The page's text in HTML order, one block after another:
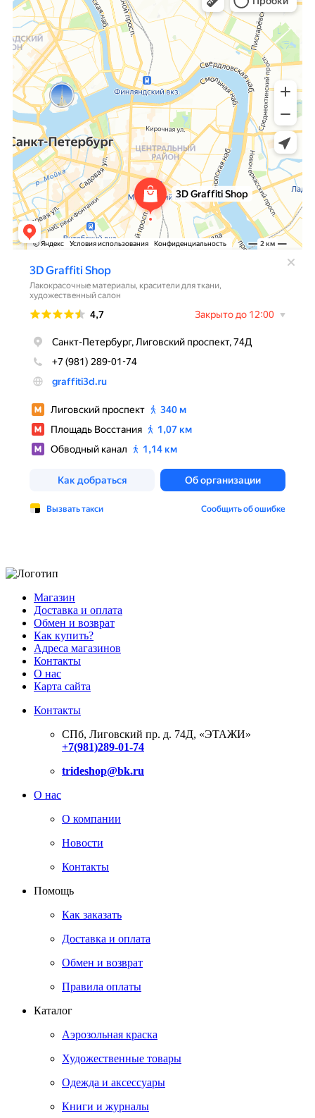
Магазин
Доставка и оплата
Обмен и возврат
Как купить?
Адреса магазинов
Контакты
О нас
Карта сайта
Контакты
СПб, Лиговский пр. д. 74Д, «ЭТАЖИ»
+7(981)289-01-74
trideshop@bk.ru
О нас
О компании
Новости
Контакты
Помощь
Как заказать
Доставка и оплата
Обмен и возврат
Правила оплаты
Каталог
Аэрозольная краска
Художественные товары
Одежда и аксессуары
Книги и журналы